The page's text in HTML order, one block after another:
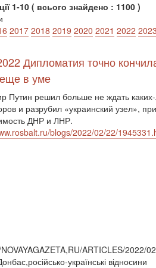
1-10 ( всього знайдено : 1100 )
2017 2018 2019 2020 2021 2022
Дипломатия точно
в уме
Путин решил больше не ждать
и разрубил «украинский узел»,
ДНР и ЛНР.
blogs/2022/02/22/
ARTICLES/2022/
українські відносини